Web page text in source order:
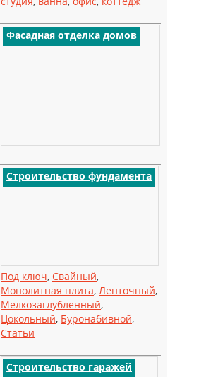
Фасадная отделка домов
Строительство фундамента
Под ключ, Свайный,
Монолитная плита, Ленточный,
Мелкозаглубленный,
Цокольный, Буронабивной,
Статьи
Строительство гаражей